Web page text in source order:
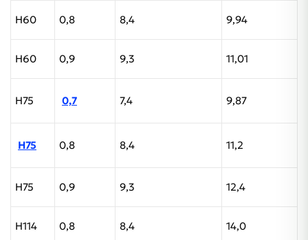
Н60 0,8 8,4 9,94
Н60 0,9 9,3 11,01
Н75 0,7 7,4 9,87
Н75 0,8 8,4 11,2
Н75 0,9 9,3 12,4
Н114 0,8 8,4 14,0